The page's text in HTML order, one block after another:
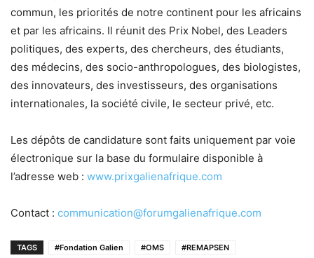
commun, les priorités de notre continent pour les africains
et par les africains. Il réunit des Prix Nobel, des Leaders
politiques, des experts, des chercheurs, des étudiants,
des médecins, des socio-anthropologues, des biologistes,
des innovateurs, des investisseurs, des organisations
internationales, la société civile, le secteur privé, etc.
Les dépôts de candidature sont faits uniquement par voie
électronique sur la base du formulaire disponible à
l’adresse web : www.prixgalienafrique.com
Contact : communication@forumgalienafrique.com
TAGS #Fondation Galien #OMS #REMAPSEN